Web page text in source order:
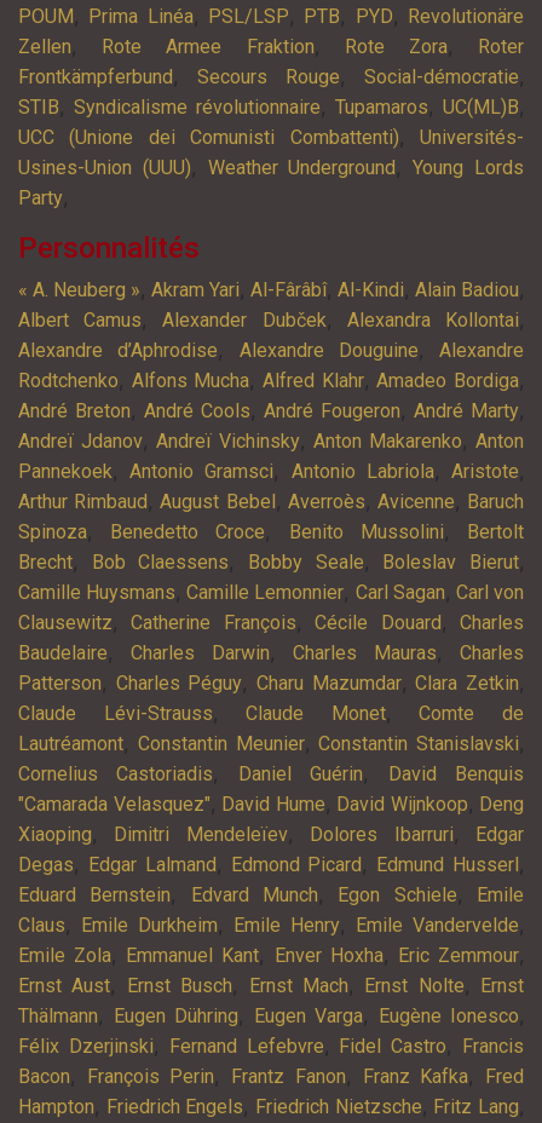
POUM , Prima Linéa, PSL/LSP, PTB, PYD,
Revolutionäre
Zellen, Rote Armee Fraktion, Rote Zora,
Roter
Frontkämpferbund , Secours Rouge, Social-démocratie,
STIB, Syndicalisme révolutionnaire, Tupamaros, UC(ML)B,
UCC (Unione dei Comunisti Combattenti),Universités-
Usines-Union (UUU), Weather Underground ,Young Lords
Party,
Personnalités
« A. Neuberg », Akram Yari, Al-Fârâbî, Al-Kindi, Alain Badiou,
Albert Camus,Alexander Dubček, Alexandra Kollontai,
Alexandre d’Aphrodise, Alexandre Douguine, Alexandre
Rodtchenko, Alfons Mucha,Alfred Klahr,Amadeo Bordiga,
André Breton, André Cools, André Fougeron, André Marty,
Andreï Jdanov, Andreï Vichinsky, Anton Makarenko, Anton
Pannekoek,Antonio Gramsci, Antonio Labriola,Aristote,
Arthur Rimbaud ,August Bebel , Averroès, Avicenne, Baruch
Spinoza, Benedetto Croce, Benito Mussolini,
Bertolt
Brecht, Bob Claessens, Bobby Seale, Boleslav Bierut,
Camille Huysmans,Camille Lemonnier, Carl Sagan, Carl von
Clausewitz,Catherine François,Cécile Douard ,Charles
Baudelaire, Charles Darwin, Charles Mauras, Charles
Patterson, Charles Péguy,Charu Mazumdar,Clara Zetkin,
Claude Lévi-Strauss,Claude Monet,Comte de
Lautréamont, Constantin Meunier,Constantin Stanislavski,
Cornelius Castoriadis, Daniel Guérin,
David Benquis
"Camarada Velasquez", David Hume, David Wijnkoop, Deng
Xiaoping, Dimitri Mendeleïev, Dolores Ibarruri,
Edgar
Degas, Edgar Lalmand , Edmond Picard , Edmund Husserl ,
Eduard Bernstein, Edvard Munch, Egon Schiele,
Emile
Claus, Emile Durkheim, Emile Henry, Emile Vandervelde,
Emile Zola, Emmanuel Kant, Enver Hoxha, Eric Zemmour,
Ernst Aust, Ernst Busch, Ernst Mach, Ernst Nolte,
Ernst
Thälmann, Eugen Dühring, Eugen Varga, Eugène Ionesco,
Félix Dzerjinski, Fernand Lefebvre, Fidel Castro,
Francis
Bacon, François Perin, Frantz Fanon, Franz Kafka,
Fred
Hampton, Friedrich Engels, Friedrich Nietzsche, Fritz Lang,